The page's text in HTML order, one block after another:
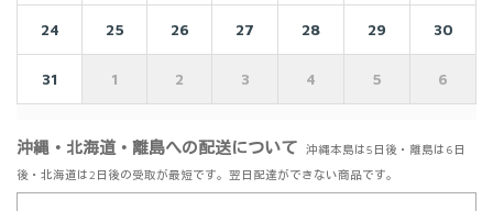
24 25 26 27 28 29 30
31 1 2 3 4 5 6
沖縄・北海道・離島への配送について
沖縄本島は5日後・離島は6日
後・北海道は2日後の受取が最短です。翌日配達ができない商品です。